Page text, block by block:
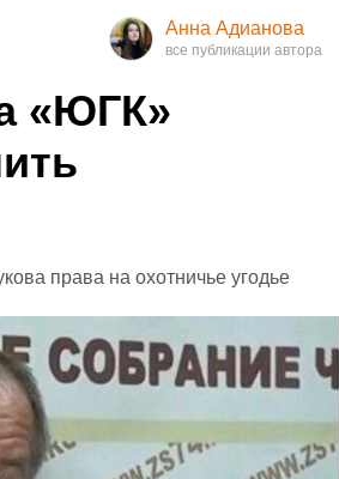
Анна Адианова
«ЮГК»
права на охотничье угодье